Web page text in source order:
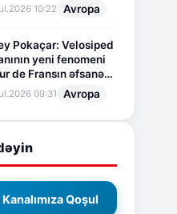
10:22 Avropa
Pokaçar: Velosiped
yeni fenomeni
de Fransın əfsanəvi
09:31 Avropa
Qoşul